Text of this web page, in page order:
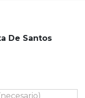
De Santos